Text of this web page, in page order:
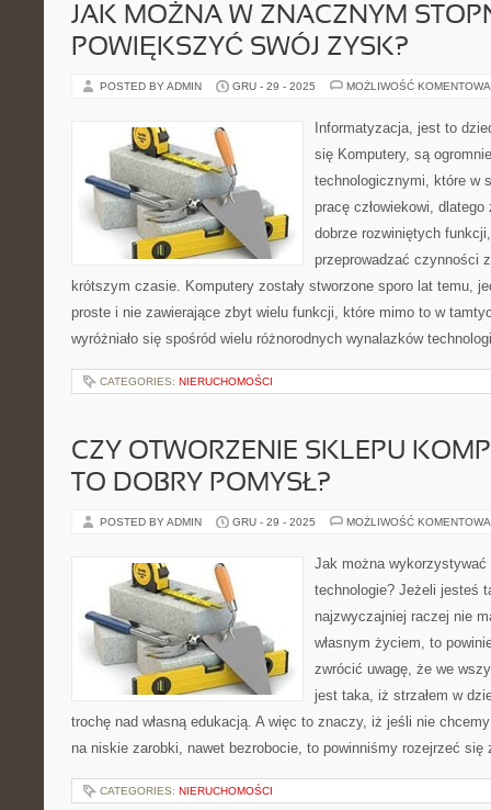
JAK MOŻNA W ZNACZNYM
POWIĘKSZYĆ SWÓJ ZYSK?
POSTED BY ADMIN GRU - 29 - 2025 MOŻLIWOŚĆ
Informatyzacja, jest to
się Komputery, są
technologicznymi, które w
pracę człowiekowi,
dobrze rozwiniętych
przeprowadzać czynności
krótszym czasie. Komputery zostały stworzone sporo lat temu,
proste i nie zawierające zbyt wielu funkcji, które mimo to w
wyróżniało się spośród wielu różnorodnych wynalazków
CATEGORIES: NIERUCHOMOŚCI
CZY OTWORZENIE SKLEPU
TO DOBRY POMYSŁ?
POSTED BY ADMIN GRU - 29 - 2025 MOŻLIWOŚĆ
Jak można wykorzystywać
technologie? Jeżeli jesteś
najzwyczajniej raczej nie
własnym życiem, to
zwrócić uwagę, że we
jest taka, iż strzałem w
trochę nad własną edukacją. A więc to znaczy, iż jeśli nie
na niskie zarobki, nawet bezrobocie, to powinniśmy rozejrzeć
CATEGORIES: NIERUCHOMOŚCI